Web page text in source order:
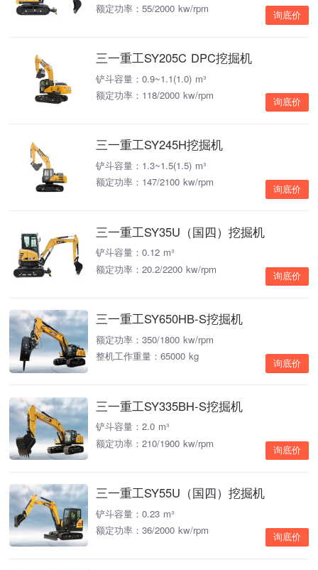
额定功率：55/2000 kw/rpm
询底价
三一重工SY205C DPC挖掘机
铲斗容量：0.9~1.1(1.0) m³
额定功率：118/2000 kw/rpm
询底价
三一重工SY245H挖掘机
铲斗容量：1.3~1.5(1.5) m³
额定功率：147/2100 kw/rpm
询底价
三一重工SY35U（国四）挖掘机
铲斗容量：0.12 m³
额定功率：20.2/2200 kw/rpm
询底价
三一重工SY650HB-S挖掘机
额定功率：350/1800 kw/rpm
整机工作重量：65000 kg
询底价
三一重工SY335BH-S挖掘机
铲斗容量：2.0 m³
额定功率：210/1900 kw/rpm
询底价
三一重工SY55U（国四）挖掘机
铲斗容量：0.23 m³
额定功率：36/2000 kw/rpm
询底价